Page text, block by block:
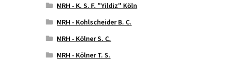
MRH - K. S. F. "Yildiz" Köln
MRH - Kohlscheider B. C.
MRH - Kölner S. C.
MRH - Kölner T. S.